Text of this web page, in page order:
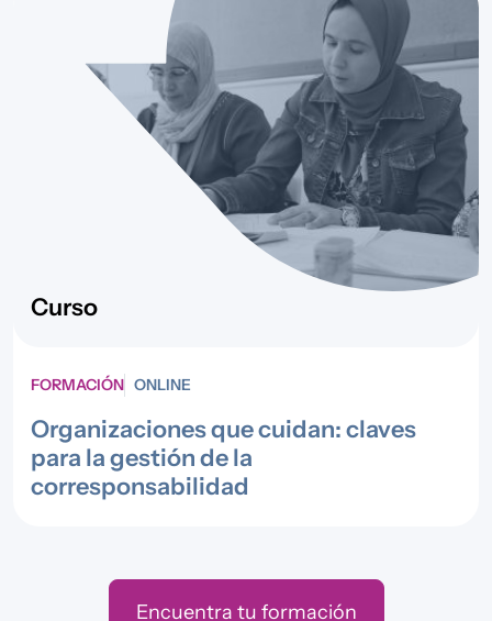
Curso
FORMACIÓN ONLINE
Organizaciones que cuidan: claves
para la gestión de la
corresponsabilidad
Encuentra tu formación